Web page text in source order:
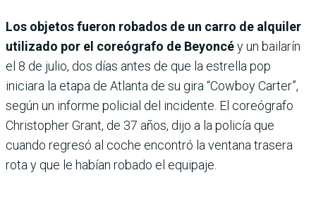
Los objetos fueron robados de un carro de alquiler
utilizado por el coreógrafo de Beyoncéy un bailarín
el 8 de julio, dos días antes de que la estrella pop
iniciara la etapa de Atlanta de su gira “Cowboy Carter”,
según un informe policial del incidente. El coreógrafo
Christopher Grant, de 37 años, dijo a la policía que
cuando regresó al coche encontró la ventana trasera
rota y que le habían robado el equipaje.